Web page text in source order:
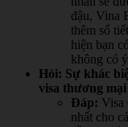
đậu, Vina
thêm sổ
hiện bạn
không có
Hỏi: Sự khác
visa thương
Đáp: Visa
nhất cho